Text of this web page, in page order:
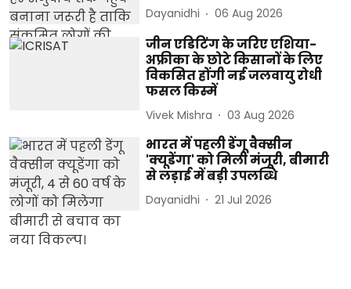
Dayanidhi 06 Aug 2026
जीन एडिटिंग के जरिए एशिया-
अफ्रीका के छोटे किसानों के लिए
विकसित होंगी नई जलवायु रोधी
फसल किस्में
Vivek Mishra 03 Aug 2026
भारत में पहली डेंगू वैक्सीन
'क्यूडेंगा' को मिली मंजूरी, बीमारी
से लड़ाई में बड़ी उपलब्धि
Dayanidhi 21 Jul 2026